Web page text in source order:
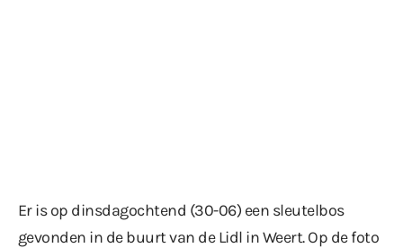
Er is op dinsdagochtend (30-06) een sleutelbos
gevonden in de buurt van de Lidl in Weert. Op de foto